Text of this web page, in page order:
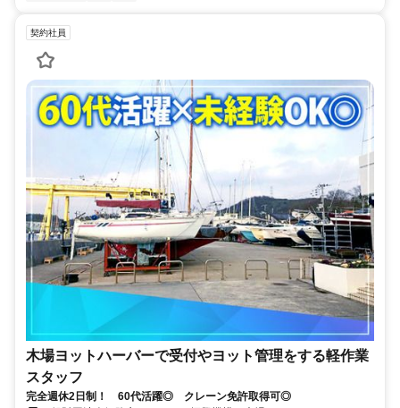
契約社員
木場ヨットハーバーで受付やヨット管理をする軽作業
スタッフ
完全週休2日制！ 60代活躍◎ クレーン免許取得可◎